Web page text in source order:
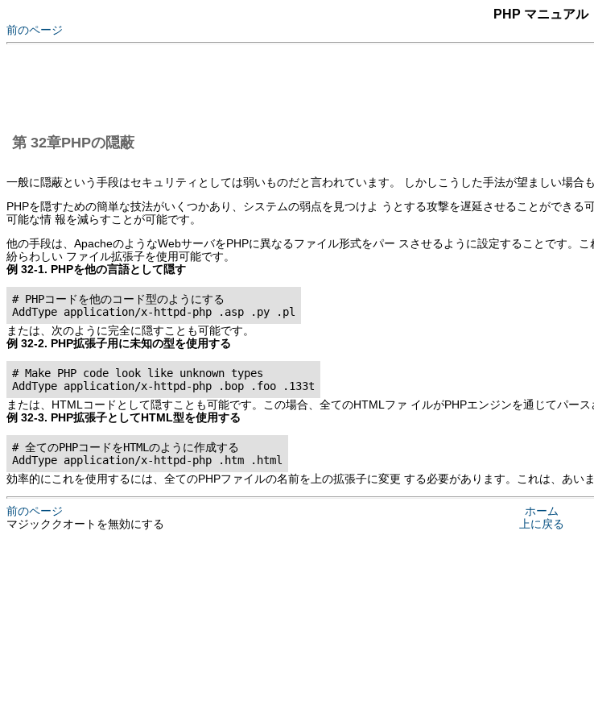
PHP マニュアル
前のページ
第 32章PHPの隠蔽
一般に隠蔽という手段はセキュリティとしては弱いものだと言われています。 しかしこうした手法が望ましい場合も
PHPを隠すための簡単な技法がいくつかあり、システムの弱点を見つけよ うとする攻撃を遅延させることができる
可能な情 報を減らすことが可能です。
他の手段は、ApacheのようなWebサーバをPHPに異なるファイル形式をパー スさせるように設定することです。
紛らわしい ファイル拡張子を使用可能です。
例 32-1. PHPを他の言語として隠す
# PHPコードを他のコード型のようにする
AddType application/x-httpd-php .asp .py .pl
または、次のように完全に隠すことも可能です。
例 32-2. PHP拡張子用に未知の型を使用する
# Make PHP code look like unknown types
AddType application/x-httpd-php .bop .foo .133t
または、HTMLコードとして隠すことも可能です。この場合、全てのHTMLファ イルがPHPエンジンを通じてパー
例 32-3. PHP拡張子としてHTML型を使用する
# 全てのPHPコードをHTMLのように作成する
AddType application/x-httpd-php .htm .html
効率的にこれを使用するには、全てのPHPファイルの名前を上の拡張子に変更 する必要があります。これは、あい
前のページ ホーム
マジッククオートを無効にする
上に戻る